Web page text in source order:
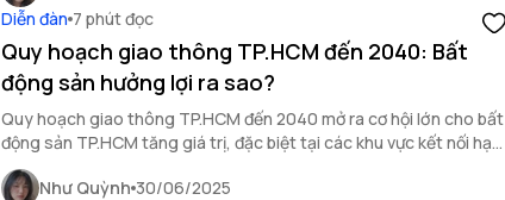
Diễn đàn 7 phút đọc
Quy hoạch giao thông TP.HCM đến 2040: Bất
động sản hưởng lợi ra sao?
Quy hoạch giao thông TP.HCM đến 2040 mở ra cơ hội lớn cho bất
động sản TP.HCM tăng giá trị, đặc biệt tại các khu vực kết nối hạ
tầng trọng điểm.
Như Quỳnh 30/06/2025